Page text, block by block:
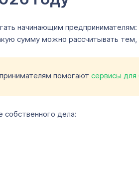
начинающим
сумму можно рассчитывать
помогают сервисы для
собственного дела: